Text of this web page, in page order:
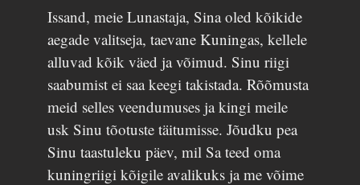
Issand, meie Lunastaja, Sina oled kõikide
aegade valitseja, taevane Kuningas, kellele
alluvad kõik väed ja võimud. Sinu riigi
saabumist ei saa keegi takistada. Rõõmusta
meid selles veendumuses ja kingi meile
usk Sinu tõotuste täitumisse. Jõudku pea
Sinu taastuleku päev, mil Sa teed oma
kuningriigi kõigile avalikuks ja me võime